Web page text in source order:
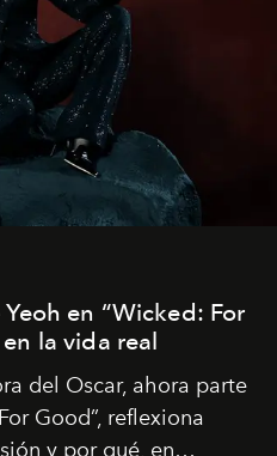
en “Wicked: For
la vida real
del Oscar, ahora parte
Good”, reflexiona
y por qué, en